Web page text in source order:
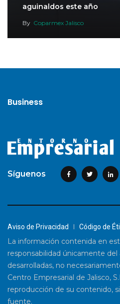
aguinaldos este año
By Coparmex Jalisco
Business
Síguenos
Aviso de Privacidad Código de
La información contenida en
responsabilidad únicamente del
desarrolladas, no
Centro Empresarial de Jalisco,
reproducción de su contenido,
fuente.